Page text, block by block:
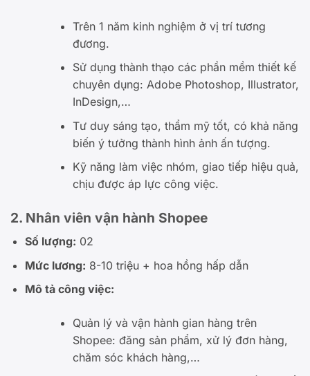
Trên 1 năm kinh nghiệm ở vị trí tương
đương.
Sử dụng thành thạo các phần mềm thiết kế
chuyên dụng: Adobe Photoshop, Illustrator,
InDesign,…
Tư duy sáng tạo, thẩm mỹ tốt, có khả năng
biến ý tưởng thành hình ảnh ấn tượng.
Kỹ năng làm việc nhóm, giao tiếp hiệu quả,
chịu được áp lực công việc.
2. Nhân viên vận hành Shopee
Số lượng: 02
Mức lương: 8-10 triệu + hoa hồng hấp dẫn
Mô tả công việc:
Quản lý và vận hành gian hàng trên
Shopee: đăng sản phẩm, xử lý đơn hàng,
chăm sóc khách hàng,…